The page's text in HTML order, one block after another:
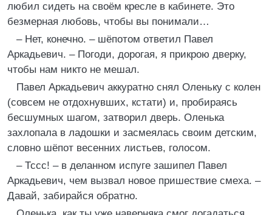
любил сидеть на своём кресле в кабинете. Это
безмерная любовь, чтобы вы понимали…
– Нет, конечно. – шёпотом ответил Павел
Аркадьевич. – Погоди, дорогая, я прикрою дверку,
чтобы нам никто не мешал.
Павел Аркадьевич аккуратно снял Оленьку с колен
(совсем не отдохнувших, кстати) и, пробираясь
бесшумных шагом, затворил дверь. Оленька
захлопала в ладошки и засмеялась своим детским,
словно шёпот весенних листьев, голосом.
– Тссс! – в деланном испуге зашипел Павел
Аркадьевич, чем вызвал новое пришествие смеха. –
Давай, забирайся обратно.